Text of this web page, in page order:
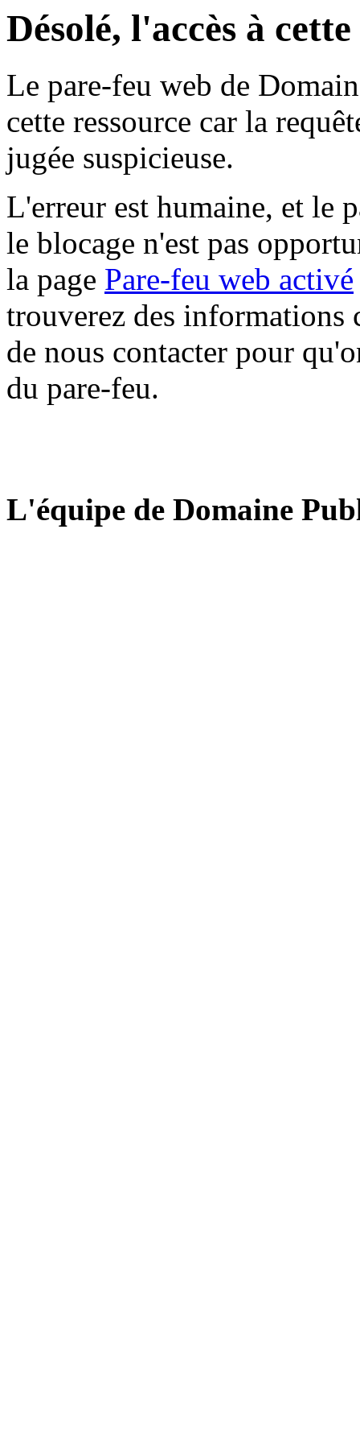
Désolé, l'accès à
Le pare-feu web de
cette ressource car la
jugée suspicieuse.
L'erreur est humaine, et le
le blocage n'est pas
la page Pare-feu web activé
trouverez des informations
de nous contacter pour
du pare-feu.
L'équipe de Domaine